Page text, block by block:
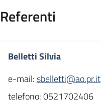
Referenti
Belletti Silvia
e-mail:sbelletti@ao.pr.it
telefono:0521702406